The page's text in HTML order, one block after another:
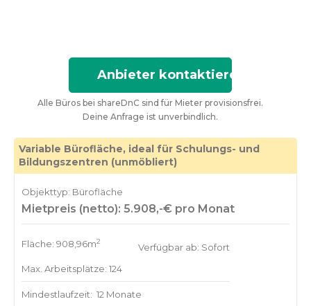
Anbieter kontaktieren
Alle Büros bei shareDnC sind für Mieter provisionsfrei.
Deine Anfrage ist unverbindlich.
Variable Bürofläche, ideal für Schulungs- und
Bildungszentren (unmöbliert)
Objekttyp: Bürofläche
Mietpreis (netto): 5.908,-€ pro Monat
Fläche: 908,96m2
Max. Arbeitsplätze: 124
Verfügbar ab: Sofort
Mindestlaufzeit: 12 Monate